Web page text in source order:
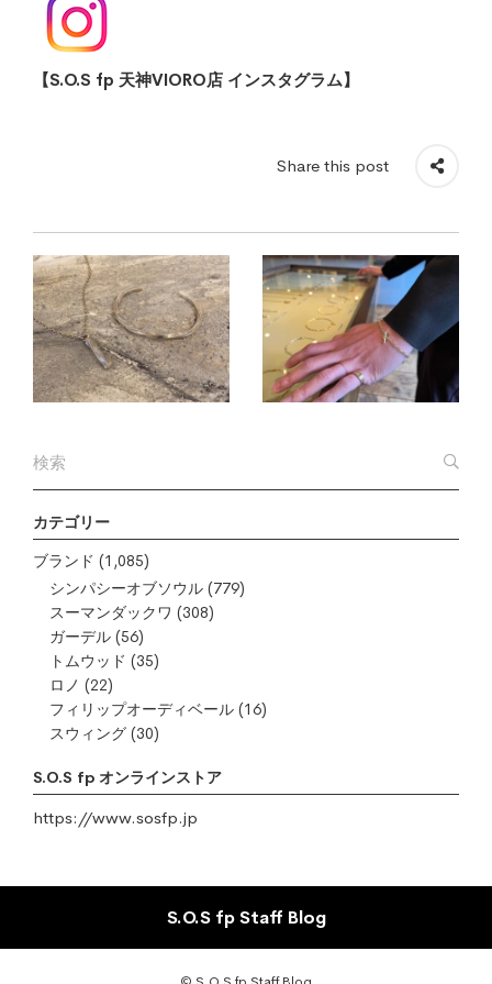
カテゴリー
ブランド (1,085)
シンパシーオブソウル (779)
スーマンダックワ (308)
ガーデル (56)
トムウッド (35)
ロノ (22)
フィリップオーディベール (16)
スウィング (30)
S.O.S fp オンラインストア
https://www.sosfp.jp
【S.O.S fp 天神VIORO店 インスタグラム】
Share this post
S.O.S fp Staff Blog